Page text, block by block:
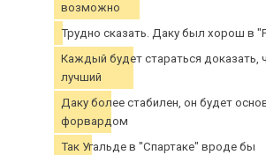
возможно
Трудно сказать. Даку был хорош в
Каждый будет стараться доказать,
лучший
Даку более стабилен, он будет
форвардом
Так Угальде в "Спартаке" вроде бы